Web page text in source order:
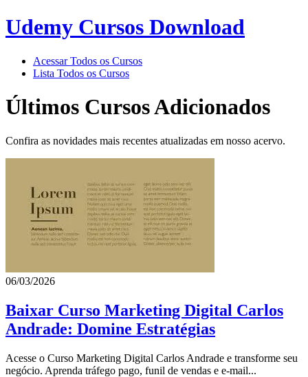
Udemy Cursos Download
Acessar Todos os Cursos
Lista Todos os Cursos
Últimos Cursos Adicionados
Confira as novidades mais recentes atualizadas em nosso acervo.
06/03/2026
Baixar Curso Marketing Digital Carlos
Andrade: Domine Estratégias
Acesse o Curso Marketing Digital Carlos Andrade e transforme seu
negócio. Aprenda tráfego pago, funil de vendas e e-mail...